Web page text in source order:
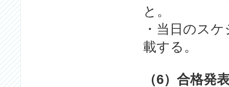
と。
・当日のス
載する。
（6）合格発